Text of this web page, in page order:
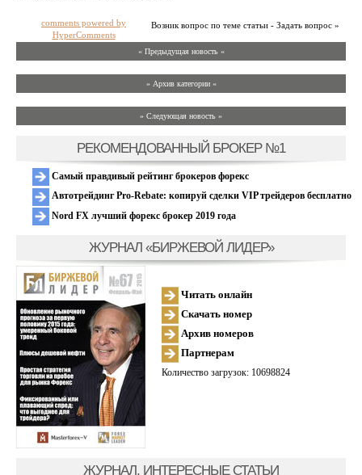
Возник вопрос по теме статьи - Задать вопрос »
comments powered by
HyperComments
« Предыдущая новость «
» Архив категории «
» Следующая новость »
РЕКОМЕНДОВАННЫЙ БРОКЕР №1
Самый правдивый рейтинг брокеров форекс
Автотрейдинг Pro-Rebate: копируй сделки VIP трейдеров бесплатно
Nord FX лучший форекс брокер 2019 года
ЖУРНАЛ «БИРЖЕВОЙ ЛИДЕР»
Читать онлайн
Скачать номер
Архив номеров
Партнерам
Количество загрузок: 10698824
ЖУРНАЛ, ИНТЕРЕСНЫЕ СТАТЬИ